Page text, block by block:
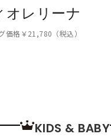
オレリーナ
価格￥21,780（税込）
KIDS & BABY